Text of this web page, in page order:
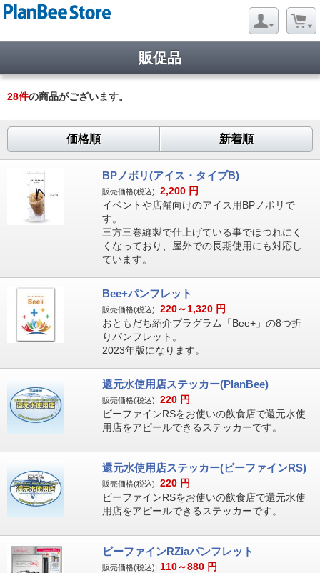
販促品
28件の商品がございます。
価格順 新着順
BPノボリ(アイス・タイプB)
販売価格(税込): 2,200 円
イベントや店舗向けのアイス用BPノボリで
す。
三方三巻縫製で仕上げている事でほつれにく
くなっており、屋外での長期使用にも対応し
ています。
Bee+パンフレット
販売価格(税込): 220～1,320 円
おともだち紹介プラグラム「Bee+」の8つ折
りパンフレット。
2023年版になります。
還元水使用店ステッカー(PlanBee)
販売価格(税込): 220 円
ビーファインRSをお使いの飲食店で還元水使
用店をアピールできるステッカーです。
還元水使用店ステッカー(ビーファインRS)
販売価格(税込): 220 円
ビーファインRSをお使いの飲食店で還元水使
用店をアピールできるステッカーです。
ビーファインRZiaパンフレット
販売価格(税込): 110～880 円